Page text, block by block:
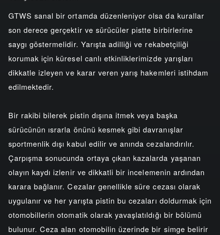
GTWS sanal bir ortamda düzenleniyor olsa da kurallar
son derece gerçektir ve sürücüler pistte birbirlerine
saygı göstermelidir. Yarışta adilliği ve rekabetçiliği
korumak için küresel canlı etkinliklerimizde yarışları
dikkatle izleyen ve karar veren yarış hakemleri istihdam
edilmektedir.
Bir rakibi bilerek pistin dışına itmek veya başka
sürücünün ısrarla önünü kesmek gibi davranışlar
sportmenlik dışı kabul edilir ve anında cezalandırılır.
Çarpışma sonucunda ortaya çıkan kazalarda yaşanan
olayın kaydı izlenir ve dikkatli bir incelemenin ardından
karara bağlanır. Cezalar genellikle süre cezası olarak
uygulanır ve her yarışta pistin bu cezaları doldurmak için
otomobillerin otomatik olarak yavaşlatıldığı bir bölümü
bulunur. Ceza alan otomobilin üzerinde bir simge belirir